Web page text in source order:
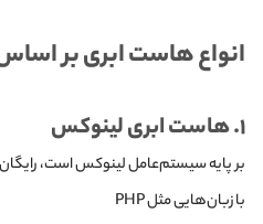
انواع هاست ابری بر
۱. هاست ابری لینوکس
بر پایه سیستم‌عامل لینوکس است،
با زبان‌هایی مثل PHP